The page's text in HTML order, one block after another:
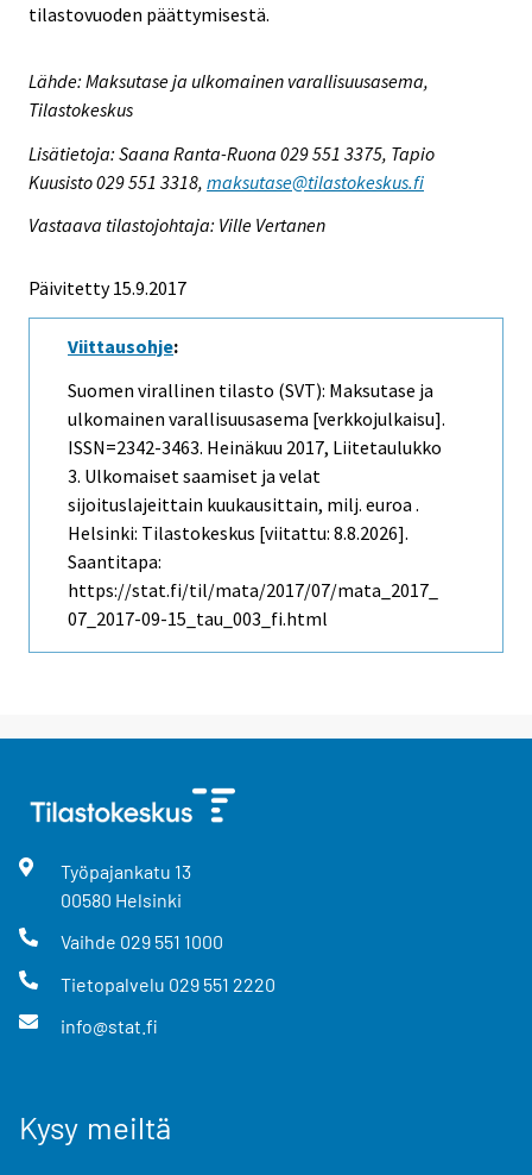
tilastovuoden päättymisestä.
Lähde: Maksutase ja ulkomainen varallisuusasema,
Tilastokeskus
Lisätietoja: Saana Ranta-Ruona 029 551 3375, Tapio
Kuusisto 029 551 3318, maksutase@tilastokeskus.fi
Vastaava tilastojohtaja: Ville Vertanen
Päivitetty 15.9.2017
Viittausohje:
Suomen virallinen tilasto (SVT): Maksutase ja
ulkomainen varallisuusasema [verkkojulkaisu].
ISSN=2342-3463. Heinäkuu 2017, Liitetaulukko
3. Ulkomaiset saamiset ja velat
sijoituslajeittain kuukausittain, milj. euroa .
Helsinki: Tilastokeskus [viitattu: 8.8.2026].
Saantitapa:
https://stat.fi/til/mata/2017/07/mata_2017_
07_2017-09-15_tau_003_fi.html
Työpajankatu 13
00580 Helsinki
Vaihde 029 551 1000
Tietopalvelu 029 551 2220
info@stat.fi
Kysy meiltä